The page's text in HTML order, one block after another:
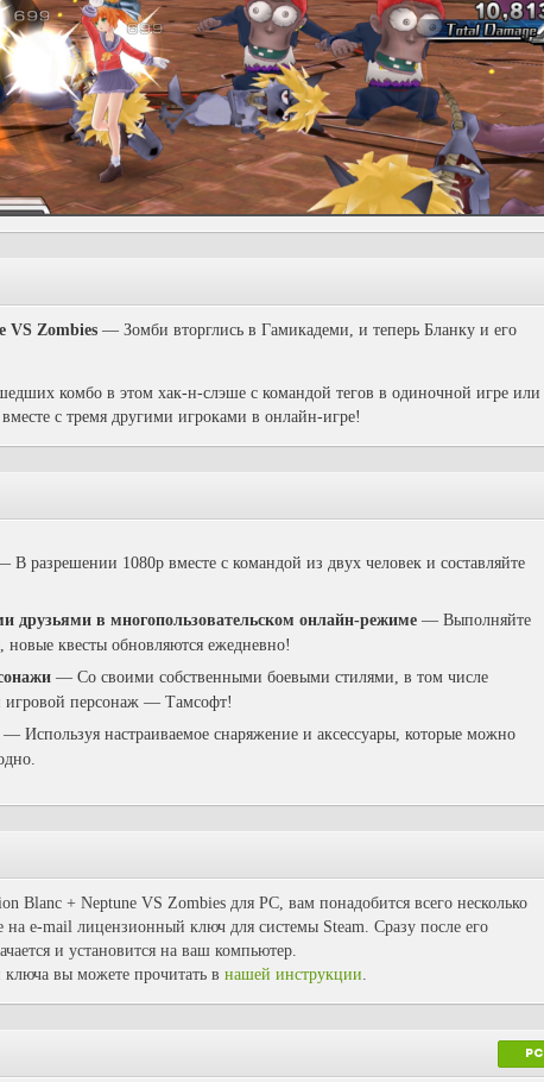
VS Zombies — Зомби вторглись в Гамикадеми, и теперь Бланку и его
комбо в этом хак-н-слэше с командой тегов в одиночной игре или
с тремя другими игроками в онлайн-игре!
В разрешении 1080p вместе с командой из двух человек и составляйте
друзьями в многопользовательском онлайн-режиме — Выполняйте
новые квесты обновляются ежедневно!
— Со своими собственными боевыми стилями, в том числе
персонаж — Тамсофт!
— Используя настраиваемое снаряжение и аксессуары, которые можно
Blanc + Neptune VS Zombies для PC, вам понадобится всего несколько
e-mail лицензионный ключ для системы Steam. Сразу после его
и установится на ваш компьютер.
вы можете прочитать в нашей инструкции.
PC